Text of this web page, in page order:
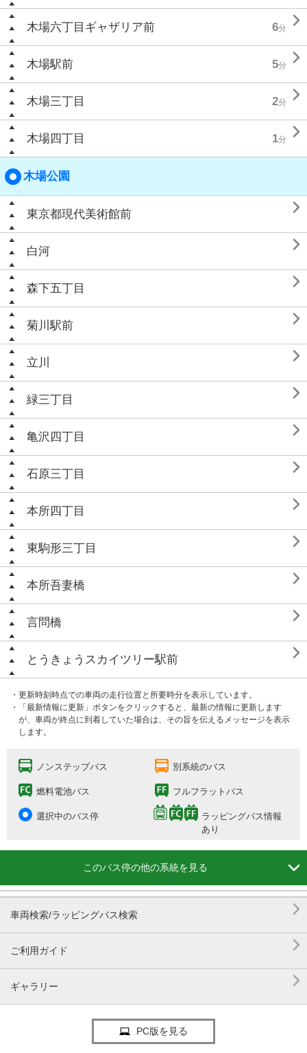
木場六丁目ギャザリア前 6分 
木場駅前 5分 
木場三丁目 2分 
木場四丁目 1分 
木場公園
東京都現代美術館前 
白河 
森下五丁目 
菊川駅前 
立川 
緑三丁目 
亀沢四丁目 
石原三丁目 
本所四丁目 
東駒形三丁目 
本所吾妻橋 
言問橋 
とうきょうスカイツリー駅前 
・更新時刻時点での車両の走行位置と所要時分を表示しています。
・「最新情報に更新」ボタンをクリックすると、最新の情報に更新します
が、車両が終点に到着していた場合は、その旨を伝えるメッセージを表示
します。
ノンステップバス 別系統のバス
燃料電池バス フルフラットバス
選択中のバス停
ラッピングバス情報
あり
このバス停の他の系統を見る 
車両検索/ラッピングバス検索 
ご利用ガイド 
ギャラリー 
PC版を見る